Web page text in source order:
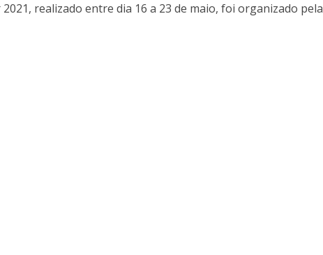
realizado entre dia 16 a 23 de maio, foi organizado pela